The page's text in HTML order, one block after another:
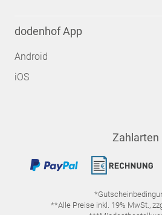
dodenhof App
Android
iOS
Zahlarten
**Alle Preise inkl. 19% MwSt.,